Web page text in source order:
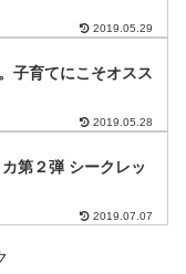
2019.05.29
子育てにこそオスス
2019.05.28
第２弾 シークレッ
2019.07.07